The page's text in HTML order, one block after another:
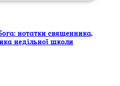
нотатки священника,
недільної школи